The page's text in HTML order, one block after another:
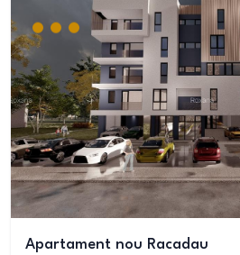
Apartament nou Racadau